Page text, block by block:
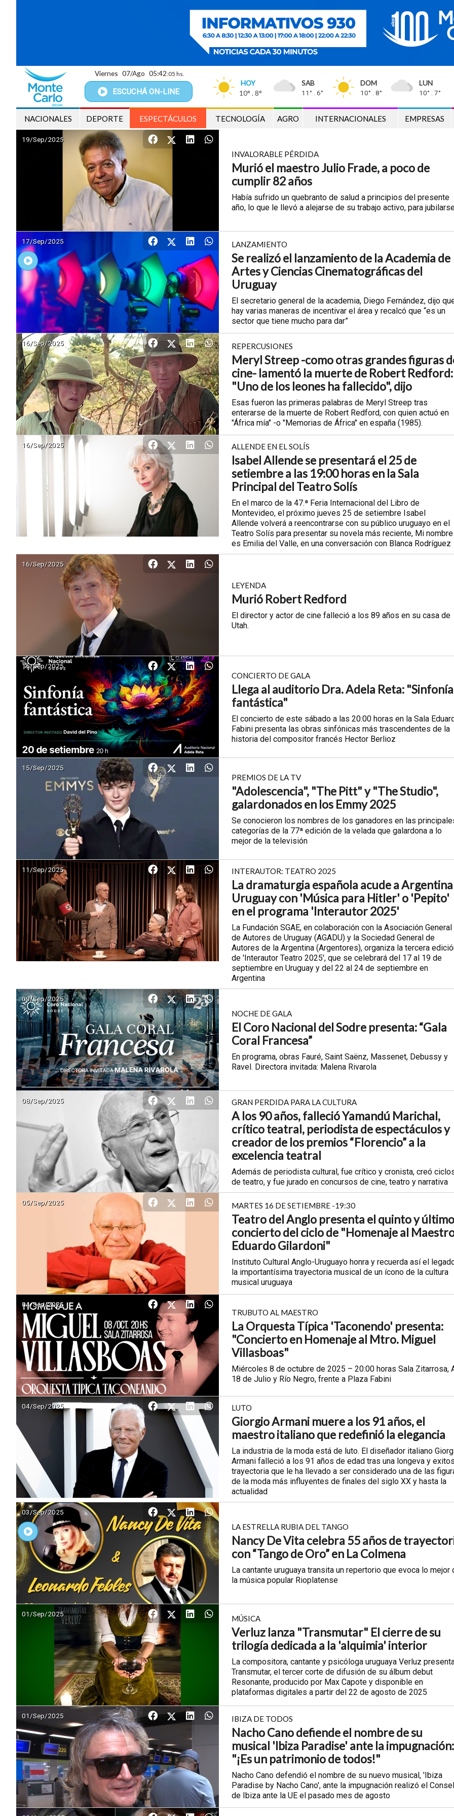
ESCUCHÁ ON-LINE
HOY
10° . 8°
SAB
11° . 6°
DOM
10° . 8°
LUN
10° . 7°
Viernes 07/Ago 05:42:07 hs.
NACIONALES DEPORTE ESPECTÁCULOS TECNOLOGÍA AGRO INTERNACIONALES EMPRESAS
19/Sep/2025
INVALORABLE PÉRDIDA
Murió el maestro Julio Frade, a poco de
cumplir 82 años
Había sufrido un quebranto de salud a principios del presente
año, lo que le llevó a alejarse de su trabajo activo, para
17/Sep/2025 LANZAMIENTO
Se realizó el lanzamiento de la Academia de
Artes y Ciencias Cinematográficas del
Uruguay
El secretario general de la academia, Diego Fernández, dijo
hay varias maneras de incentivar el área y recalcó que “es un
sector que tiene mucho para dar”
16/Sep/2025 REPERCUSIONES
Meryl Streep -como otras grandes figuras
cine- lamentó la muerte de Robert Redford:
"Uno de los leones ha fallecido", dijo
Esas fueron las primeras palabras de Meryl Streep tras
enterarse de la muerte de Robert Redford, con quien actuó en
"África mía" -o "Memorias de África" en españa (1985).
16/Sep/2025 ALLENDE EN EL SOLÍS
Isabel Allende se presentará el 25 de
setiembre a las 19:00 horas en la Sala
Principal del Teatro Solís
En el marco de la 47.ª Feria Internacional del Libro de
Montevideo, el próximo jueves 25 de setiembre Isabel
Allende volverá a reencontrarse con su público uruguayo en el
Teatro Solís para presentar su novela más reciente, Mi nombre
es Emilia del Valle, en una conversación con Blanca Rodríguez
16/Sep/2025
LEYENDA
Murió Robert Redford
El director y actor de cine falleció a los 89 años en su casa de
Utah.
15/Sep/2025
CONCIERTO DE GALA
Llega al auditorio Dra. Adela Reta: "Sinfonía
fantástica"
El concierto de este sábado a las 20:00 horas en la Sala
Fabini presenta las obras sinfónicas más trascendentes de la
historia del compositor francés Hector Berlioz
15/Sep/2025
PREMIOS DE LA TV
"Adolescencia", "The Pitt" y "The Studio",
galardonados en los Emmy 2025
Se conocieron los nombres de los ganadores en las
categorías de la 77ª edición de la velada que galardona a lo
mejor de la televisión
11/Sep/2025 INTERAUTOR: TEATRO 2025
La dramaturgia española acude a
Uruguay con 'Música para Hitler' o 'Pepito'
en el programa 'Interautor 2025'
La Fundación SGAE, en colaboración con la Asociación General
de Autores de Uruguay (AGADU) y la Sociedad General de
Autores de la Argentina (Argentores), organiza la tercera
de 'Interautor Teatro 2025', que se celebrará del 17 al 19 de
septiembre en Uruguay y del 22 al 24 de septiembre en
Argentina
09/Sep/2025
NOCHE DE GALA
El Coro Nacional del Sodre presenta: “Gala
Coral Francesa”
En programa, obras Fauré, Saint Saënz, Massenet, Debussy y
Ravel. Directora invitada: Malena Rivarola
08/Sep/2025 GRAN PERDIDA PARA LA CULTURA
A los 90 años, falleció Yamandú Marichal,
crítico teatral, periodista de espectáculos y
creador de los premios “Florencio” a la
excelencia teatral
Además de periodista cultural, fue crítico y cronista, creó
de teatro, y fue jurado en concursos de cine, teatro y narrativa
05/Sep/2025 MARTES 16 DE SETIEMBRE -19:30
Teatro del Anglo presenta el quinto y último
concierto del ciclo de "Homenaje al
Eduardo Gilardoni"
Instituto Cultural Anglo-Uruguayo honra y recuerda así el
la importantísima trayectoria musical de un ícono de la cultura
musical uruguaya
04/Sep/2025
TRUBUTO AL MAESTRO
La Orquesta Típica 'Taconendo' presenta:
"Concierto en Homenaje al Mtro. Miguel
Villasboas"
Miércoles 8 de octubre de 2025 – 20:00 horas Sala Zitarrosa,
18 de Julio y Río Negro, frente a Plaza Fabini
04/Sep/2025 LUTO
Giorgio Armani muere a los 91 años, el
maestro italiano que redefinió la elegancia
La industria de la moda está de luto. El diseñador italiano
Armani falleció a los 91 años de edad tras una longeva y
trayectoria que le ha llevado a ser considerado una de las
de la moda más influyentes de finales del siglo XX y hasta la
actualidad
03/Sep/2025
LA ESTRELLA RUBIA DEL TANGO
Nancy De Vita celebra 55 años de
con “Tango de Oro” en La Colmena
La cantante uruguaya transita un repertorio que evoca lo mejor
la música popular Rioplatense
01/Sep/2025 MÚSICA
Verluz lanza "Transmutar" El cierre de su
trilogía dedicada a la 'alquimia' interior
La compositora, cantante y psicóloga uruguaya Verluz
Transmutar, el tercer corte de difusión de su álbum debut
Resonante, producido por Max Capote y disponible en
plataformas digitales a partir del 22 de agosto de 2025
01/Sep/2025 IBIZA DE TODOS
Nacho Cano defiende el nombre de su
musical 'Ibiza Paradise' ante la impugnación:
"¡Es un patrimonio de todos!"
Nacho Cano defendió el nombre de su nuevo musical, 'Ibiza
Paradise by Nacho Cano', ante la impugnación realizó el
de Ibiza ante la UE el pasado mes de agosto